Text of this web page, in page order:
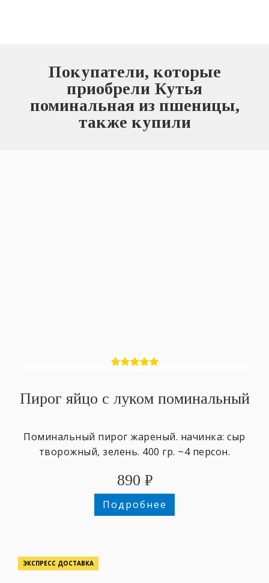
Покупатели, которые
приобрели Кутья
поминальная из пшеницы,
также купили
Пирог яйцо с луком поминальный
Поминальный пирог жареный. начинка: сыр
творожный, зелень. 400 гр. ~4 персон.
890 ₽
Подробнее
ЭКСПРЕСС ДОСТАВКА